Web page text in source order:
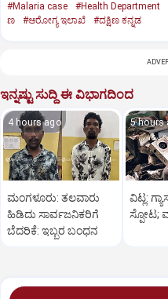
#Malaria case #Health Department
ಣ
#ಆರೋಗ್ಯ ಇಲಾಖೆ #ದಕ್ಷಿಣ ಕನ್ನಡ
ಇನ್ನಷ್ಟು ಸುದ್ದಿ ಈ ವಿಭಾಗದಿಂದ
4 hours ago
ಮಂಗಳೂರು: ತಲವಾರು
ಹಿಡಿದು ಸಾರ್ವಜನಿಕರಿಗೆ
ಬೆದರಿಕೆ: ಇಬ್ಬರ ಬಂಧನ
5 hours
ವಿಟ್ಲ:
ಸ್ಫೋಟ;